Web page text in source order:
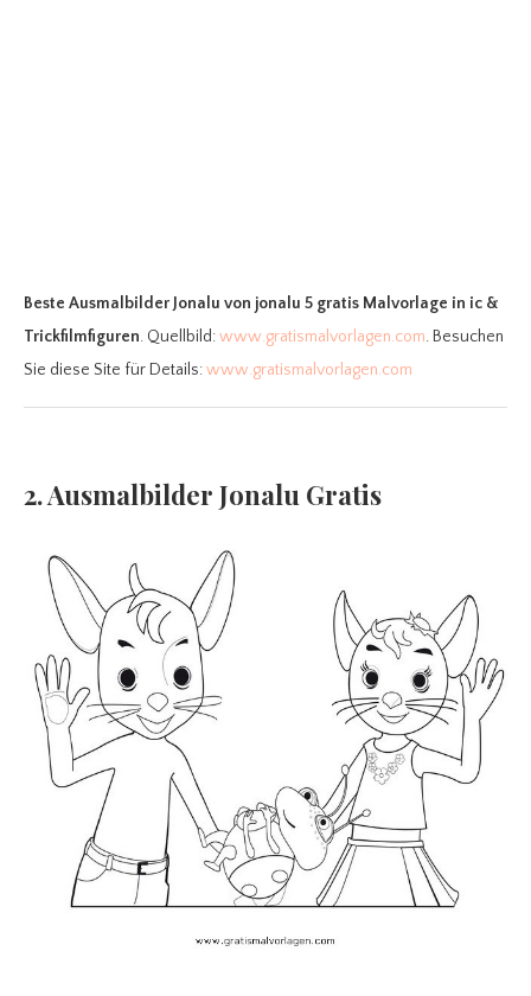
Beste Ausmalbilder Jonalu von jonalu 5 gratis Malvorlage in ic &
Trickfilmfiguren. Quellbild:www.gratismalvorlagen.com. Besuchen
Sie diese Site für Details:www.gratismalvorlagen.com
2. Ausmalbilder Jonalu Gratis